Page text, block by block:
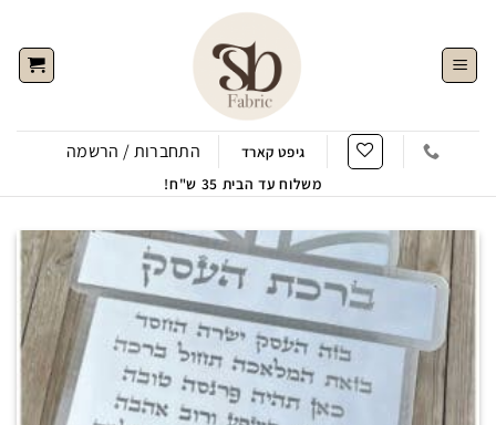
content
גיפט קארד התחברות / הרשמה
משלוח עד הבית 35 ש"ח!